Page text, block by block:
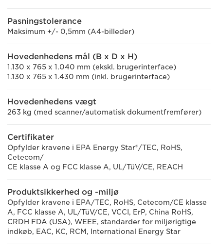
Pasningstolerance
Maksimum +/- 0,5mm (A4-billeder)
Hovedenhedens mål (B x D x H)
1.130 x 765 x 1.040 mm (ekskl. brugerinterface)
1.130 x 765 x 1.430 mm (inkl. brugerinterface)
Hovedenhedens vægt
263 kg (med scanner/automatisk dokumentfremfører)
Certifikater
Opfylder kravene i EPA Energy Star®/TEC, RoHS,
Cetecom/
CE klasse A og FCC klasse A, UL/TüV/CE, REACH
Produktsikkerhed og -miljø
Opfylder kravene i EPA/TEC, RoHS, Cetecom/CE klasse
A, FCC klasse A, UL/TüV/CE, VCCI, ErP, China RoHS,
CRDH FDA (USA), WEEE, standarder for miljørigtige
indkøb, EAC, KC, RCM, International Energy Star